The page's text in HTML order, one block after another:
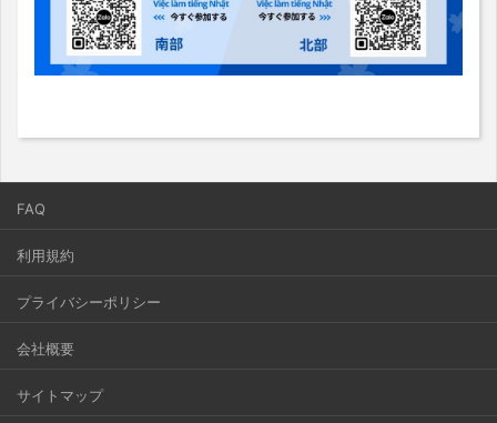
FAQ
利用規約
プライバシーポリシー
会社概要
サイトマップ